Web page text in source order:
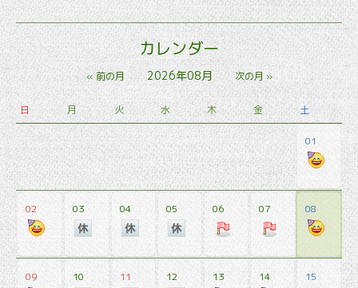
カレンダー
« 前の月 2026年08月 次の月 »
日 月 火 水 木 金 土
01
02 03 04 05 06 07 08
09 10 11 12 13 14 15